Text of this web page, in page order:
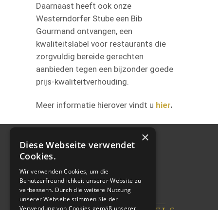
Daarnaast heeft ook onze
Westerndorfer Stube een Bib
Gourmand ontvangen, een
kwaliteitslabel voor restaurants die
zorgvuldig bereide gerechten
aanbieden tegen een bijzonder goede
prijs-kwaliteitverhouding.
Meer informatie hierover vindt u hier.
×
Diese Webseite verwendet
Cookies.
Wir verwenden Cookies, um die
Benutzerfreundlichkeit unserer Website zu
verbessern. Durch die weitere Nutzung
unserer Webseite stimmen Sie der
Verwendung von Cookies gemäß unserer